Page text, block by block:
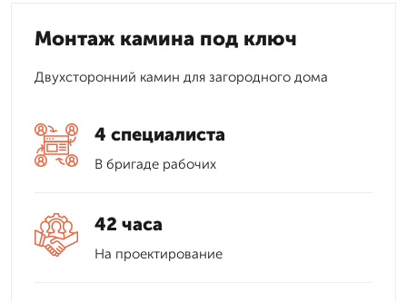
Монтаж камина под ключ
Двухсторонний камин для загородного дома
4 специалиста
В бригаде рабочих
42 часа
На проектирование